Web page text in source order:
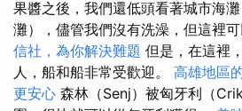
果醬之後，我們還低頭看著城市海
灘），儘管我們沒有洗澡，但這裡可
信社，為你解決難題 但是，在這裡
人，船和船非常受歡迎。 高雄地區
更安心 森林（Senj）被匈牙利（